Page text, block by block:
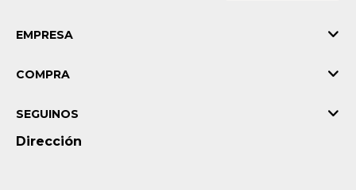
EMPRESA
COMPRA
Dirección
SEGUINOS